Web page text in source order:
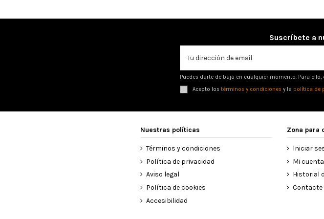
Suscríbete a
Puedes darte de baja en cualquier momento. Para
Acepto los términos y condiciones y la política de
Nuestras políticas
Términos y condiciones
Política de privacidad
Aviso legal
Política de cookies
Accesibilidad
Zona para
Iniciar
Mi cuenta
Historial